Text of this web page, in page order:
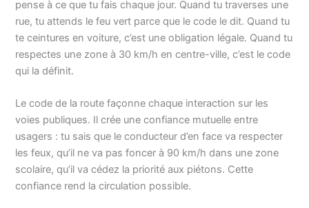
pense à ce que tu fais chaque jour. Quand tu traverses une
rue, tu attends le feu vert parce que le code le dit. Quand tu
te ceintures en voiture, c’est une obligation légale. Quand tu
respectes une zone à 30 km/h en centre-ville, c’est le code
qui la définit.
Le code de la route façonne chaque interaction sur les
voies publiques. Il crée une confiance mutuelle entre
usagers : tu sais que le conducteur d’en face va respecter
les feux, qu’il ne va pas foncer à 90 km/h dans une zone
scolaire, qu’il va cédez la priorité aux piétons. Cette
confiance rend la circulation possible.